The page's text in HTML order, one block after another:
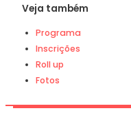
Veja também
Programa
Inscrições
Roll up
Fotos